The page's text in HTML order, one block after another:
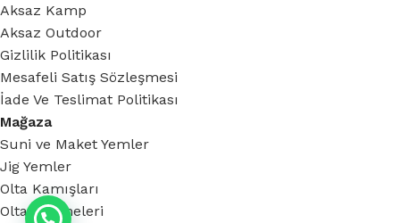
Aksaz Kamp
Aksaz Outdoor
Gizlilik Politikası
Mesafeli Satış Sözleşmesi
İade Ve Teslimat Politikası
Mağaza
Suni ve Maket Yemler
Jig Yemler
Olta Kamışları
Olta Makineleri